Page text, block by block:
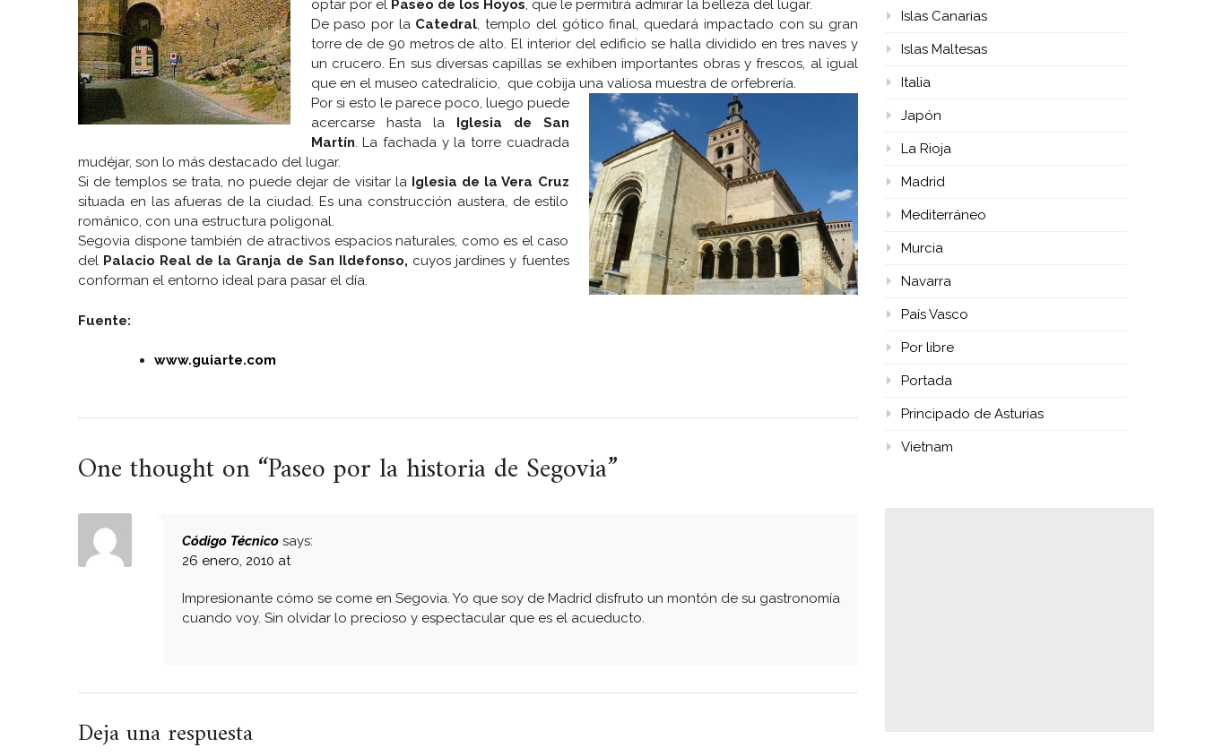
optar por el Paseo de los Hoyos, que le permitirá admirar la belleza del lugar.
De paso por laCatedral, templo del gótico final, quedará impactado con su gran
torre de de 90 metros de alto. El interior del edificio se halla dividido en tres naves y
un crucero. En sus diversas capillas se exhiben importantes obras y frescos, al igual
que en el museo catedralicio, que cobija una valiosa muestra de orfebrería.
Por si esto le parece poco, luego puede
acercarse hasta la Iglesia de San
Martín. La fachada y la torre cuadrada
mudéjar, son lo más destacado del lugar.
Si de templos se trata, no puede dejar de visitar la Iglesia de la Vera Cruz
situada en las afueras de la ciudad. Es una construcción austera, de estilo
románico, con una estructura poligonal.
Segovia dispone también de atractivos espacios naturales, como es el caso
del Palacio Real de la Granja de San Ildefonso, cuyos jardines y fuentes
conforman el entorno ideal para pasar el día.
Fuente:
www.guiarte.com
One thought on “Paseo por la historia de Segovia”
Código Técnico says:
26 enero, 2010 at
Impresionante cómo se come en Segovia. Yo que soy de Madrid disfruto un montón de su gastronomía
cuando voy. Sin olvidar lo precioso y espectacular que es el acueducto.
Deja una respuesta
Islas Canarias
Islas Maltesas
Italia
Japón
La Rioja
Madrid
Mediterráneo
Murcia
Navarra
País Vasco
Por libre
Portada
Principado de Asturias
Vietnam